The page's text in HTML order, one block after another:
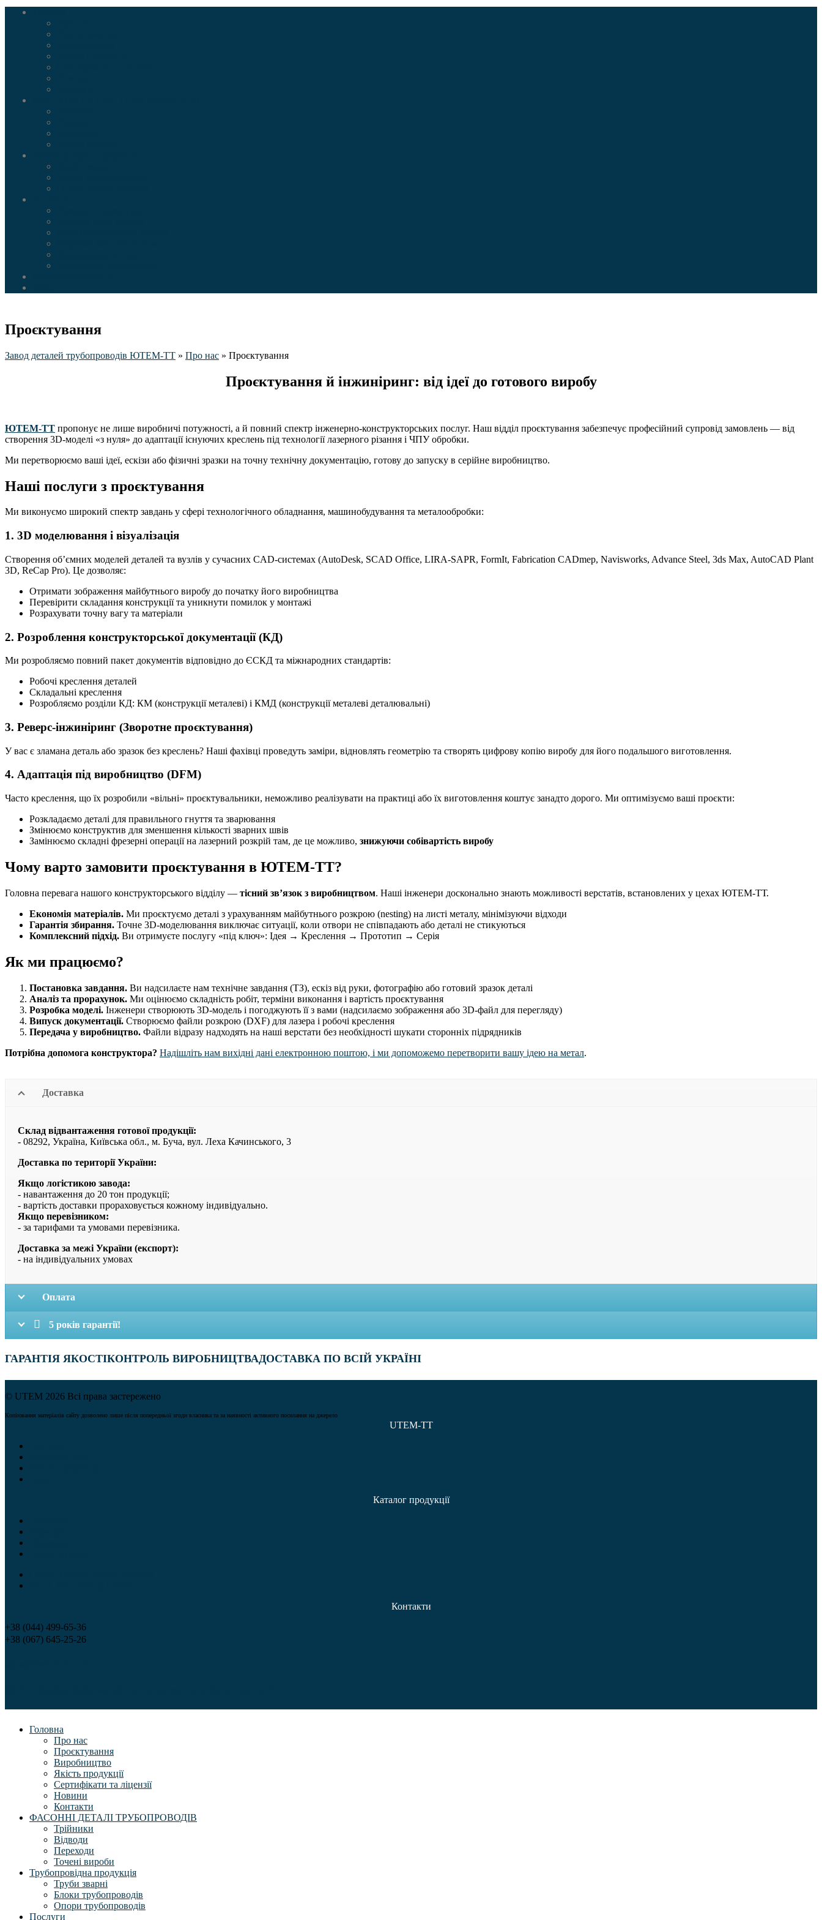
Проєктування
Завод деталей трубопроводів ЮТЕМ-ТТ » Про нас » Проєктування
Проєктування й інжиніринг: від ідеї до готового виробу
ЮТЕМ-ТТ пропонує не лише виробничі потужності, а й повний спектр інженерно-конструкторських послуг. Наш відділ проєктування забезпечує професійний супровід замовлень — від
створення 3D-моделі «з нуля» до адаптації існуючих креслень під технології лазерного різання і ЧПУ обробки.
Ми перетворюємо ваші ідеї, ескізи або фізичні зразки на точну технічну документацію, готову до запуску в серійне виробництво.
Наші послуги з проєктування
Ми виконуємо широкий спектр завдань у сфері технологічного обладнання, машинобудування та металообробки:
1. 3D моделювання і візуалізація
Створення об’ємних моделей деталей та вузлів у сучасних CAD-системах (AutoDesk, SCAD Office, LIRA-SAPR, FormIt, Fabrication CADmep, Navisworks, Advance Steel, 3ds Max, AutoCAD Plant
3D, ReCap Pro). Це дозволяє:
Отримати зображення майбутнього виробу до початку його виробництва
Перевірити складання конструкції та уникнути помилок у монтажі
Розрахувати точну вагу та матеріали
2. Розроблення конструкторської документації (КД)
Ми розробляємо повний пакет документів відповідно до ЄСКД та міжнародних стандартів:
Робочі креслення деталей
Складальні креслення
Розробляємо розділи КД: КМ (конструкції металеві) і КМД (конструкції металеві деталювальні)
3. Реверс-інжиніринг (Зворотне проєктування)
У вас є зламана деталь або зразок без креслень? Наші фахівці проведуть заміри, відновлять геометрію та створять цифрову копію виробу для його подальшого виготовлення.
4. Адаптація під виробництво (DFM)
Часто креслення, що їх розробили «вільні» проєктувальники, неможливо реалізувати на практиці або їх виготовлення коштує занадто дорого. Ми оптимізуємо ваші проєкти:
Розкладаємо деталі для правильного гнуття та зварювання
Змінюємо конструктив для зменшення кількості зварних швів
Замінюємо складні фрезерні операції на лазерний розкрій там, де це можливо, знижуючи собівартість виробу
Чому варто замовити проєктування в ЮТЕМ-ТТ?
Головна перевага нашого конструкторського відділу — тісний зв’язок з виробництвом. Наші інженери досконально знають можливості верстатів, встановлених у цехах ЮТЕМ-ТТ.
Економія матеріалів. Ми проєктуємо деталі з урахуванням майбутнього розкрою (nesting) на листі металу, мінімізуючи відходи
Гарантія збирання. Точне 3D-моделювання виключає ситуації, коли отвори не співпадають або деталі не стикуються
Комплексний підхід. Ви отримуєте послугу «під ключ»: Ідея → Креслення → Прототип → Серія
Як ми працюємо?
Постановка завдання. Ви надсилаєте нам технічне завдання (ТЗ), ескіз від руки, фотографію або готовий зразок деталі
Аналіз та прорахунок. Ми оцінюємо складність робіт, терміни виконання і вартість проєктування
Розробка моделі. Інженери створюють 3D-модель і погоджують її з вами (надсилаємо зображення або 3D-файл для перегляду)
Випуск документації. Створюємо файли розкрою (DXF) для лазера і робочі креслення
Передача у виробництво. Файли відразу надходять на наші верстати без необхідності шукати сторонніх підрядників
Потрібна допомога конструктора? Надішліть нам вихідні дані електронною поштою, і ми допоможемо перетворити вашу ідею на метал.
Доставка
Склад відвантаження готової продукції:
- 08292, Україна, Київська обл., м. Буча, вул. Леха Качинського, 3
Доставка по території України:
Якщо логістикою завода:
- навантаження до 20 тон продукції;
- вартість доставки прораховується кожному індивідуально.
Якщо перевізником:
- за тарифами та умовами перевізника.
Доставка за межі України (експорт):
- на індивідуальних умовах
Оплата
5 років гарантії!
ГАРАНТІЯ ЯКОСТІКОНТРОЛЬ ВИРОБНИЦТВАДОСТАВКА ПО ВСІЙ УКРАЇНІ
© UTEM 2026 Всі права застережено
Копіювання матеріалів сайту дозволено лише після попередньої згоди власника та за наявності активного посилання на джерело
UTEM-TT
Каталог продукції
Контакти
+38 (044) 499-65-36
+38 (067) 645-25-26
Головна
Про нас
Проєктування
Виробництво
Якість продукції
Сертифікати та ліцензії
Новини
Контакти
ФАСОННІ ДЕТАЛІ ТРУБОПРОВОДІВ
Трійники
Відводи
Переходи
Точені вироби
Трубопровідна продукція
Труби зварні
Блоки трубопроводів
Опори трубопроводів
Послуги